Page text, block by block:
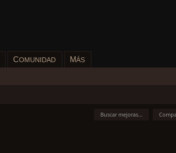
COMUNIDAD MÁS
Buscar mejoras...